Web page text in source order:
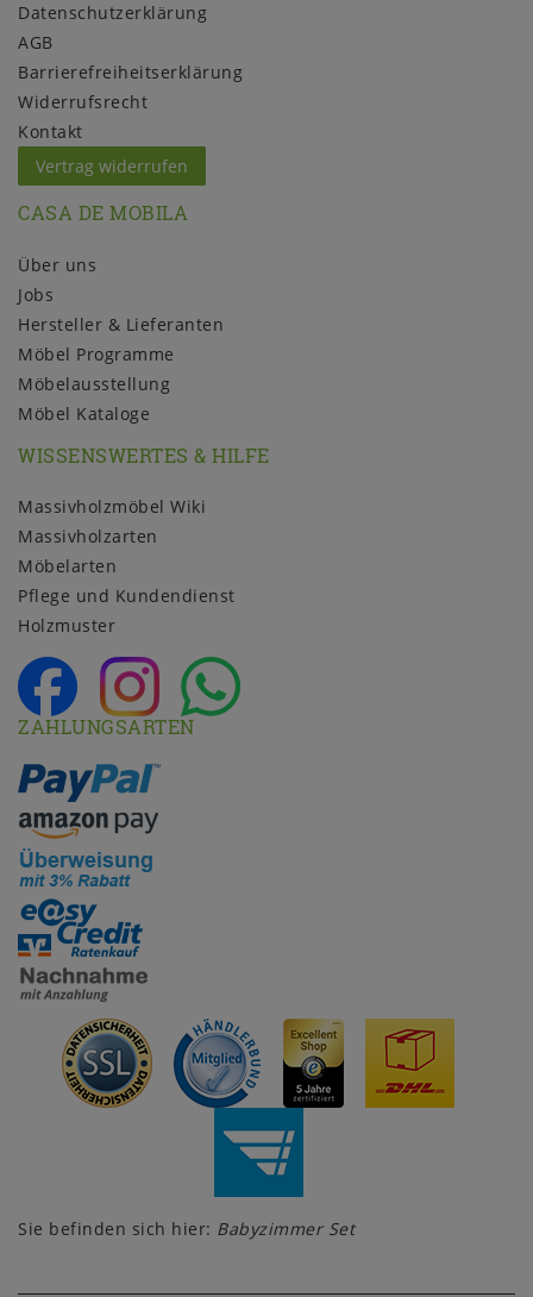
Daten­schutz­erklärung
AGB
Barrierefreiheitserklärung
Widerrufs­recht
Kontakt
Vertrag widerrufen
CASA DE MOBILA
Über uns
Jobs
Hersteller & Lieferanten
Möbel Programme
Möbelausstellung
Möbel Kataloge
WISSENSWERTES & HILFE
Massivholzmöbel Wiki
Massivholzarten
Möbelarten
Pflege und Kundendienst
Holzmuster
ZAHLUNGSARTEN
Sie befinden sich hier: Babyzimmer Set